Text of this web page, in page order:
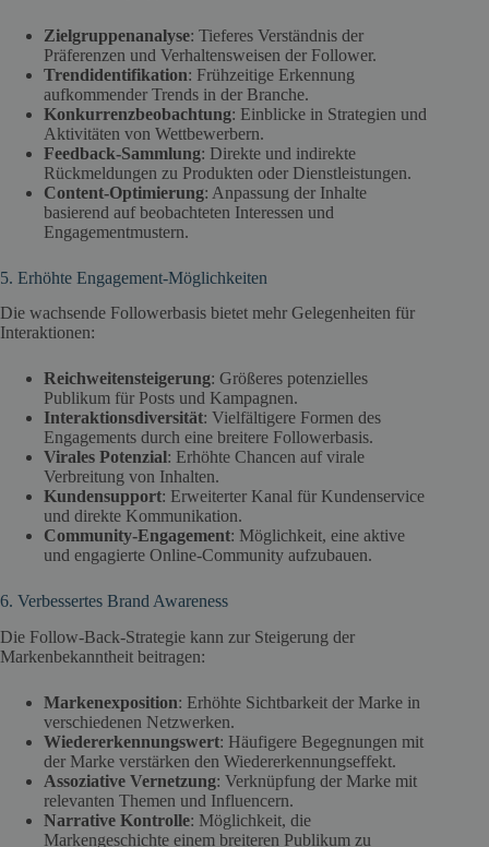
Zielgruppenanalyse: Tieferes Verständnis der
Präferenzen und Verhaltensweisen der Follower.
Trendidentifikation: Frühzeitige Erkennung
aufkommender Trends in der Branche.
Konkurrenzbeobachtung: Einblicke in Strategien und
Aktivitäten von Wettbewerbern.
Feedback-Sammlung: Direkte und indirekte
Rückmeldungen zu Produkten oder Dienstleistungen.
Content-Optimierung: Anpassung der Inhalte
basierend auf beobachteten Interessen und
Engagementmustern.
5. Erhöhte Engagement-Möglichkeiten
Die wachsende Followerbasis bietet mehr Gelegenheiten für
Interaktionen:
Reichweitensteigerung: Größeres potenzielles
Publikum für Posts und Kampagnen.
Interaktionsdiversität: Vielfältigere Formen des
Engagements durch eine breitere Followerbasis.
Virales Potenzial: Erhöhte Chancen auf virale
Verbreitung von Inhalten.
Kundensupport: Erweiterter Kanal für Kundenservice
und direkte Kommunikation.
Community-Engagement: Möglichkeit, eine aktive
und engagierte Online-Community aufzubauen.
6. Verbessertes Brand Awareness
Die Follow-Back-Strategie kann zur Steigerung der
Markenbekanntheit beitragen:
Markenexposition: Erhöhte Sichtbarkeit der Marke in
verschiedenen Netzwerken.
Wiedererkennungswert: Häufigere Begegnungen mit
der Marke verstärken den Wiedererkennungseffekt.
Assoziative Vernetzung: Verknüpfung der Marke mit
relevanten Themen und Influencern.
Narrative Kontrolle: Möglichkeit, die
Markengeschichte einem breiteren Publikum zu